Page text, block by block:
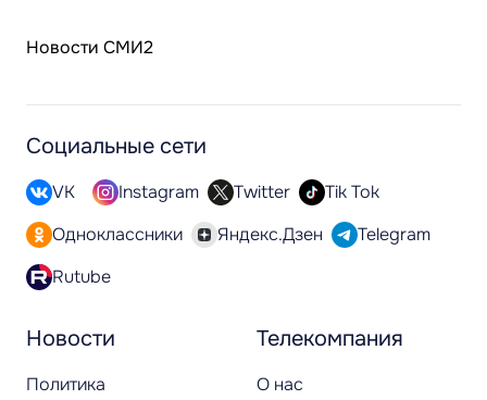
Новости СМИ2
Новости
Политика
Телекомпания
О нас
Социальные сети
VK Instagram Twitter
Tik Tok
Одноклассники
Яндекс.Дзен
Telegram
Rutube